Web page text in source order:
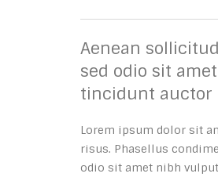
Aenean
sed odio sit
tincidunt auctor
Lorem ipsum dolor sit
risus. Phasellus
odio sit amet nibh